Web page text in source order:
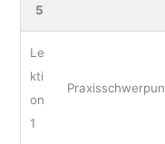
5
Le
kti
on
1